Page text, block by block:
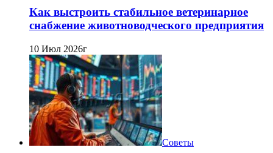
Как выстроить стабильное ветеринарное
снабжение животноводческого предприятия
10 Июл 2026г
Советы